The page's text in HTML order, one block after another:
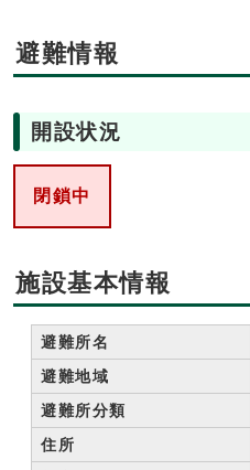
避難情報
開設状況
閉鎖中
施設基本情報
避難所名
避難地域
避難所分類
住所